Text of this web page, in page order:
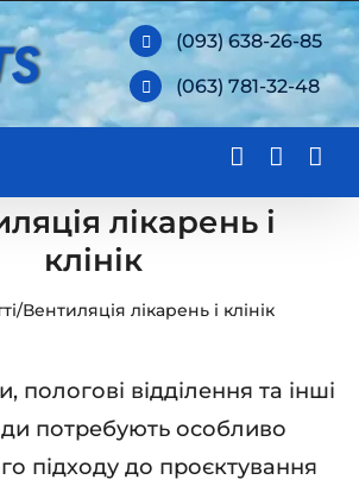
(093) 638-26-85
(063) 781-32-48
лікарень і
клінік
/Вентиляція лікарень і клінік
пологові відділення та інші
потребують особливо
підходу до проєктування